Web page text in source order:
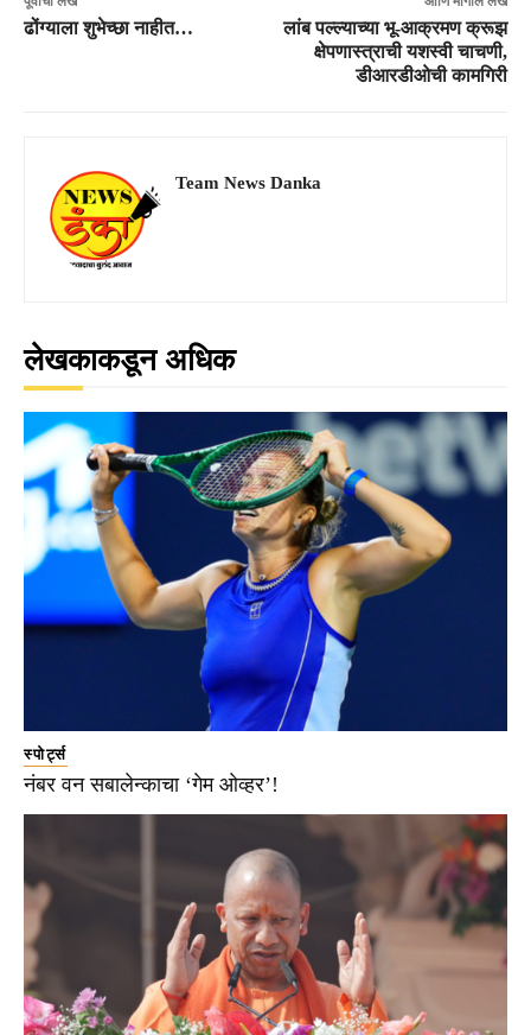
ढोंग्याला शुभेच्छा नाहीत…
लांब पल्ल्याच्या भू-आक्रमण क्रूझ
क्षेपणास्त्राची यशस्वी चाचणी,
डीआरडीओची कामगिरी
Team News Danka
लेखकाकडून अधिक
स्पोर्ट्स
नंबर वन सबालेन्काचा ‘गेम ओव्हर’!